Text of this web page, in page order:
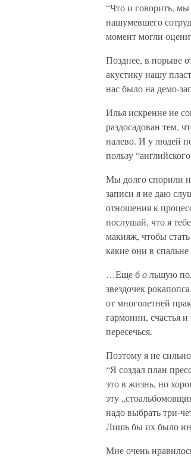
“Что и говорить,
нашумевшего
момент могли
Позднее, в порыве
акустику нашу
нас было на демо-
Илья искренне не
раздосадован тем,
налево. И у людей
пользу
Мы долго спорили
записи я не даю
отношения к
послушай, что я
макияж, чтобы
какие они в
…Еще большую
звездочек
от многолетней
гармонии, счастья
пересечься.
Поэтому я не
“Я создал план
это в жизнь, но
эту
надо выбрать три-
Лишь бы их было
Мне очень